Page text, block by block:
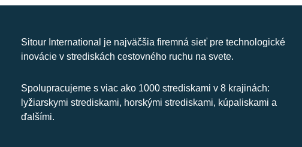
Sitour International je najväčšia firemná sieť pre technologické
inovácie v strediskách cestovného ruchu na svete.
Spolupracujeme s viac ako 1000 strediskami v 8 krajinách:
lyžiarskymi strediskami, horskými strediskami, kúpaliskami a
ďalšími.